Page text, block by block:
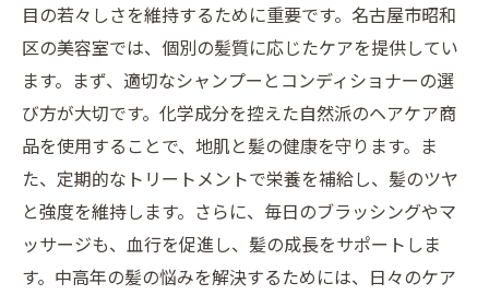
目の若々しさを維持するために重要です。名古屋市昭和
区の美容室では、個別の髪質に応じたケアを提供してい
ます。まず、適切なシャンプーとコンディショナーの選
び方が大切です。化学成分を控えた自然派のヘアケア商
品を使用することで、地肌と髪の健康を守ります。ま
た、定期的なトリートメントで栄養を補給し、髪のツヤ
と強度を維持します。さらに、毎日のブラッシングやマ
ッサージも、血行を促進し、髪の成長をサポートしま
す。中高年の髪の悩みを解決するためには、日々のケア